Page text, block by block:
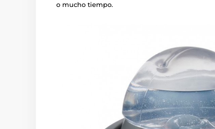
o mucho tiempo.